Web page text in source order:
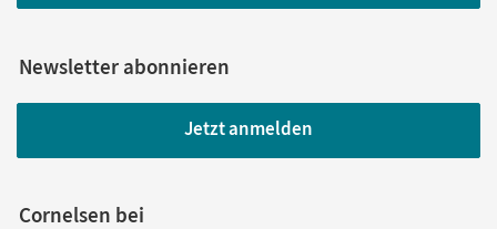
Newsletter abonnieren
Jetzt anmelden
Cornelsen bei